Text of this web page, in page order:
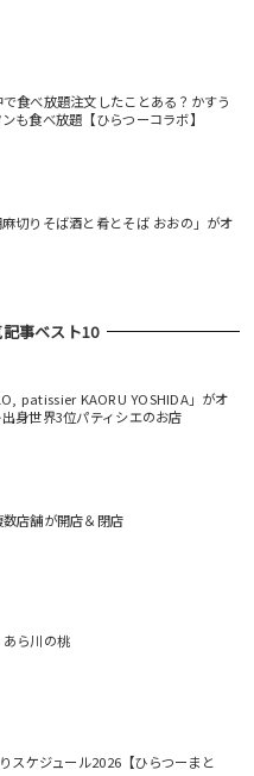
食べ放題注文したことある？かすう
も食べ放題【ひらつーコラボ】
切りそば酒と肴とそば おおの」がオ
事ベスト10
patissier KAORU YOSHIDA」がオ
身世界3位パティシエのお店
店舗が開店＆閉店
ら川の桃
スケジュール2026【ひらつーまと